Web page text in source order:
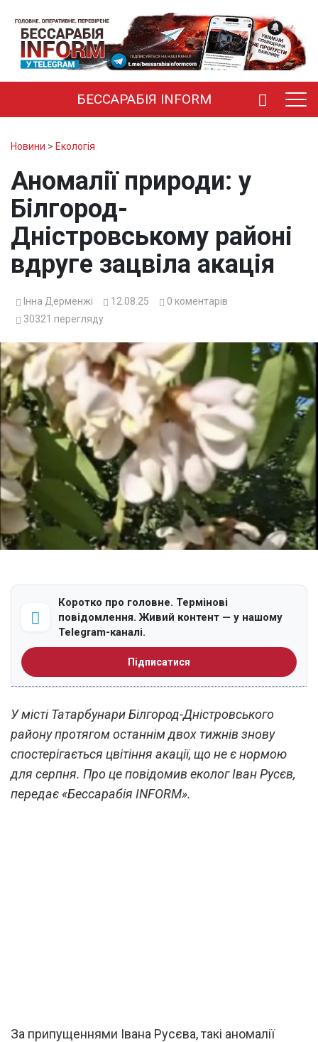
БЕССАРАБІЯ INFORM
Новини > Екологія
Аномалії природи: у
Білгород-
Дністровському районі
вдруге зацвіла акація
Інна Дерменжі 12.08.25 0 коментарів
30321 перегляду
Коротко про головне. Термінові
повідомлення. Живий контент — у нашому
Telegram-каналі.
Підписатися
У місті Татарбунари Білгород-Дністровського
району протягом останнім двох тижнів знову
спостерігається цвітіння акації, що не є нормою
для серпня. Про це повідомив еколог Іван Русєв,
передає «Бессарабія INFORM».
За припущеннями Івана Русєва, такі аномалії